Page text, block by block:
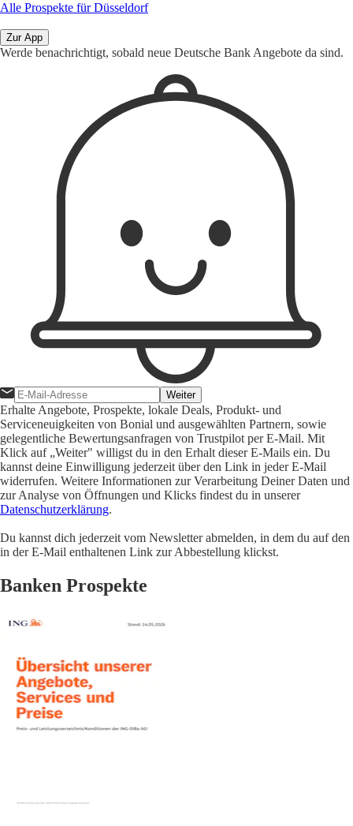
Alle Prospekte für Düsseldorf
Zur App
Werde benachrichtigt, sobald neue Deutsche Bank Angebote da sind.
Weiter
Erhalte Angebote, Prospekte, lokale Deals, Produkt- und
Serviceneuigkeiten von Bonial und ausgewählten Partnern, sowie
gelegentliche Bewertungsanfragen von Trustpilot per E-Mail. Mit
Klick auf „Weiter" willigst du in den Erhalt dieser E-Mails ein. Du
kannst deine Einwilligung jederzeit über den Link in jeder E-Mail
widerrufen. Weitere Informationen zur Verarbeitung Deiner Daten und
zur Analyse von Öffnungen und Klicks findest du in unserer
Datenschutzerklärung.
Du kannst dich jederzeit vom Newsletter abmelden, in dem du auf den
in der E-Mail enthaltenen Link zur Abbestellung klickst.
Banken Prospekte